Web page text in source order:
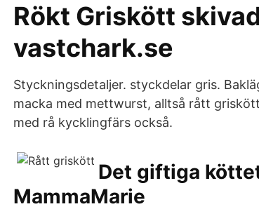
Rökt Griskött
vastchark.se
Styckningsdetaljer. styckdelar gris.
macka med mettwurst, alltså rått
med rå kycklingfärs också.
Det giftiga
MammaMarie